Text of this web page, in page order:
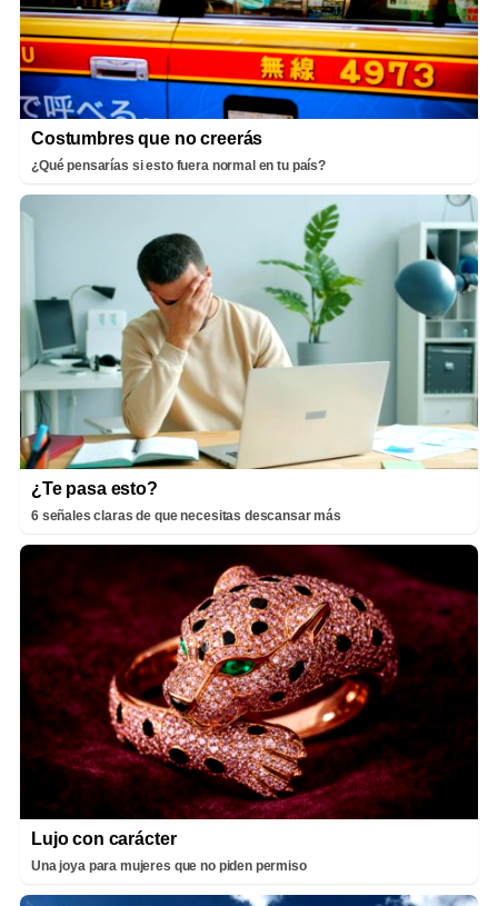
Costumbres que no creerás
¿Qué pensarías si esto fuera normal en tu país?
¿Te pasa esto?
6 señales claras de que necesitas descansar más
Lujo con carácter
Una joya para mujeres que no piden permiso